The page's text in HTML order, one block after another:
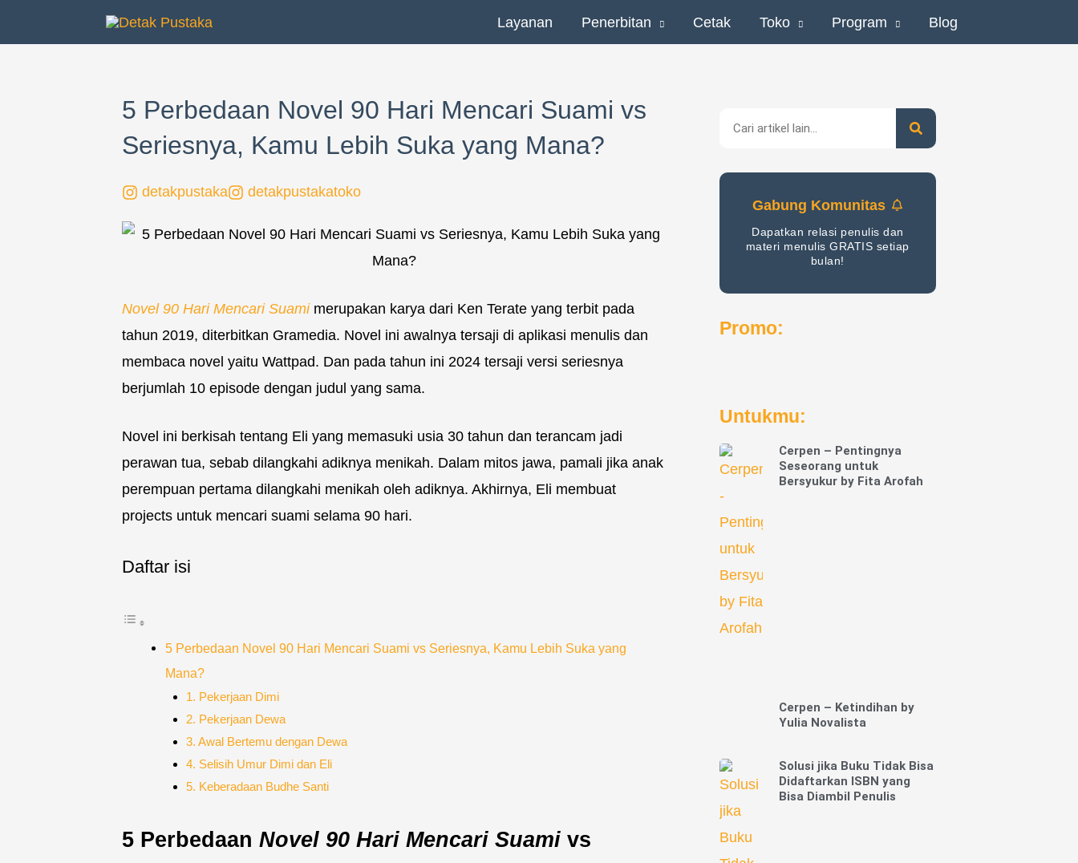
Layanan Penerbitan Cetak Toko Program Blog
5 Perbedaan Novel 90 Hari Mencari Suami vs
Seriesnya, Kamu Lebih Suka yang Mana?
detakpustaka detakpustakatoko
Novel 90 Hari Mencari Suamimerupakan karya dari Ken Terate yang terbit pada
tahun 2019, diterbitkan Gramedia. Novel ini awalnya tersaji di aplikasi menulis dan
membaca novel yaitu Wattpad. Dan pada tahun ini 2024 tersaji versi seriesnya
berjumlah 10 episode dengan judul yang sama.
Novel ini berkisah tentang Eli yang memasuki usia 30 tahun dan terancam jadi
perawan tua, sebab dilangkahi adiknya menikah. Dalam mitos jawa, pamali jika anak
perempuan pertama dilangkahi menikah oleh adiknya. Akhirnya, Eli membuat
projects untuk mencari suami selama 90 hari.
Daftar isi
5 Perbedaan Novel 90 Hari Mencari Suami vs Seriesnya, Kamu Lebih Suka yang
Mana?
1. Pekerjaan Dimi
2. Pekerjaan Dewa
3. Awal Bertemu dengan Dewa
4. Selisih Umur Dimi dan Eli
5. Keberadaan Budhe Santi
5 Perbedaan Novel 90 Hari Mencari Suami vs
Gabung Komunitas
Dapatkan relasi penulis dan
materi menulis GRATIS setiap
bulan!
Promo:
Untukmu:
Cerpen – Pentingnya
Seseorang untuk
Bersyukur by Fita Arofah
Cerpen – Ketindihan by
Yulia Novalista
Solusi jika Buku Tidak Bisa
Didaftarkan ISBN yang
Bisa Diambil Penulis